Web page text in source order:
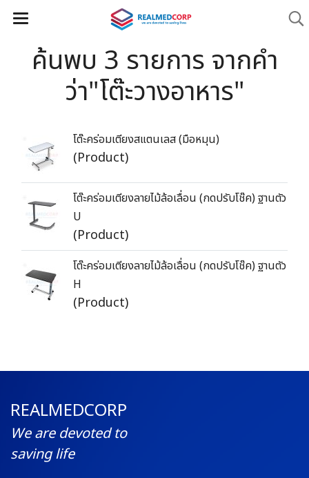
ค้นพบ 3 รายการ จากคำ
ว่า"โต๊ะวางอาหาร"
โต๊ะคร่อมเตียงสแตนเลส (มือหมุน)
(Product)
โต๊ะคร่อมเตียงลายไม้ล้อเลื่อน (กดปรับโช๊ค) ฐานตัว
U
(Product)
โต๊ะคร่อมเตียงลายไม้ล้อเลื่อน (กดปรับโช๊ค) ฐานตัว
H
(Product)
REALMEDCORP
We are devoted to
saving life